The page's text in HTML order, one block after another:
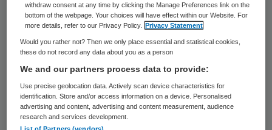
met hun team naar nieuwe
aanknopingspunten om hartfalen door een
verdikte, stijve hartspier eerder op te
sporen en af te remmen.
Op dit moment leven naar schatting ruim
227 duizend mensen in Nederland met
withdraw consent at any time by clicking the Manage Preferences link on the
bottom of the webpage. Your choices will have effect within our Website. For
more details, refer to our Privacy Policy.
Privacy Statement
Would you rather not? Then we only place essential and statistical cookies,
these do not record any data about you as a person
We and our partners process data to provide:
Use precise geolocation data. Actively scan device characteristics for
identification. Store and/or access information on a device. Personalised
advertising and content, advertising and content measurement, audience
research and services development.